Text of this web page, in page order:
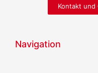
Kontakt
Navigation